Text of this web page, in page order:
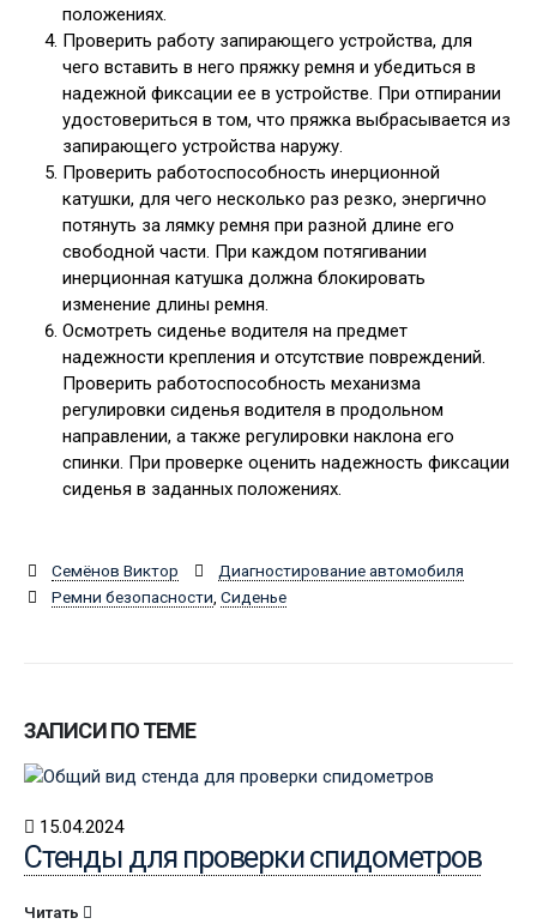
положениях.
Проверить работу запирающего устройства, для
чего вставить в него пряжку ремня и убедиться в
надежной фиксации ее в устройстве. При отпирании
удостовериться в том, что пряжка выбрасывается из
запирающего устройства наружу.
Проверить работоспособность инерционной
катушки, для чего несколько раз резко, энергично
потянуть за лямку ремня при разной длине его
свободной части. При каждом потягивании
инерционная катушка должна блокировать
изменение длины ремня.
Осмотреть сиденье водителя на предмет
надежности крепления и отсутствие повреждений.
Проверить работоспособность механизма
регулировки сиденья водителя в продольном
направлении, а также регулировки наклона его
спинки. При проверке оценить надежность фиксации
сиденья в заданных положениях.
Семёнов Виктор
Диагностирование автомобиля
Ремни безопасности Сиденье
ЗАПИСИ ПО ТЕМЕ
15.04.2024
Стенды для проверки спидометров
Читать